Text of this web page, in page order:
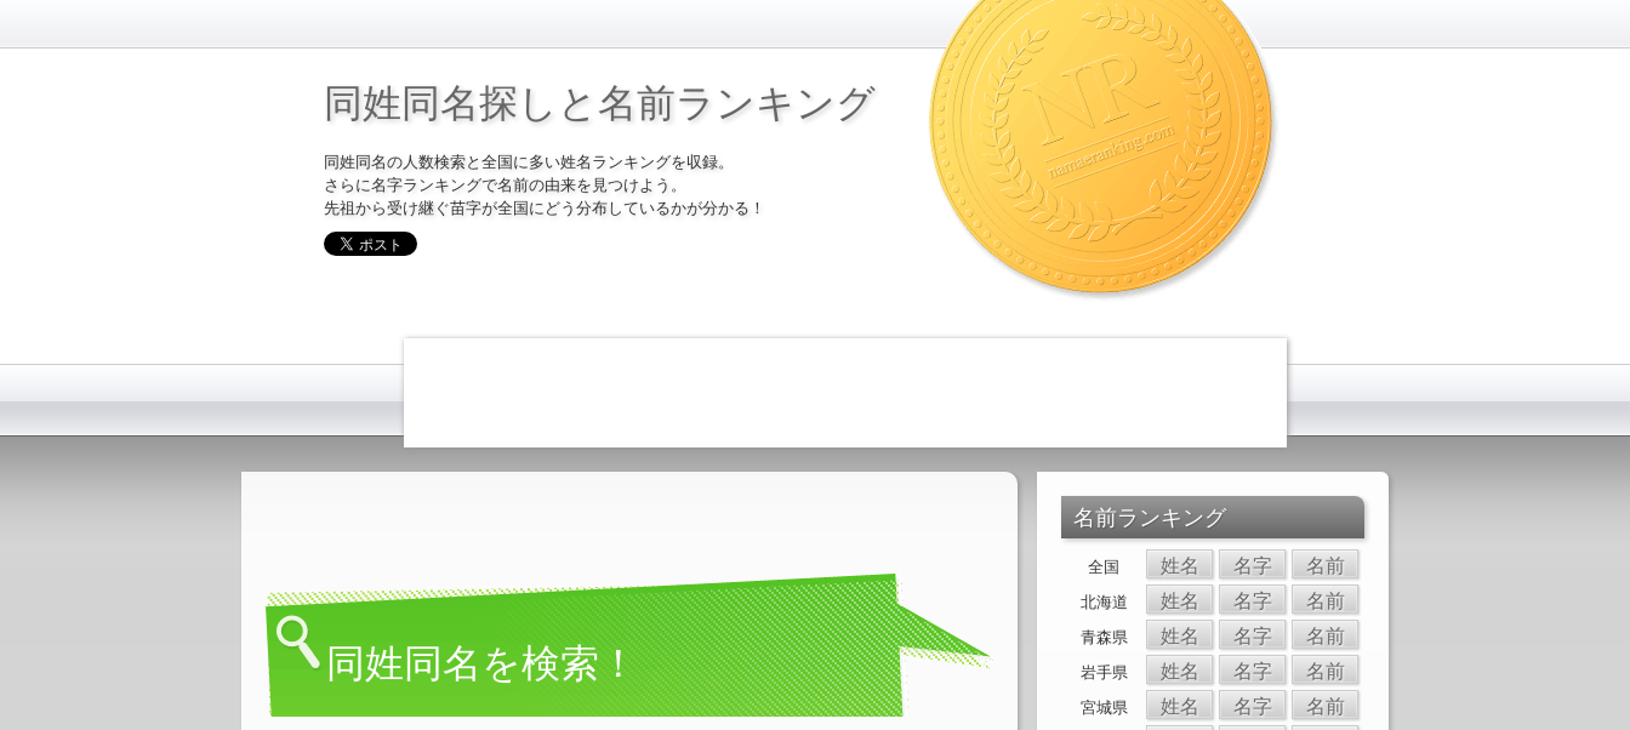
同姓同名探しと名前ランキング
同姓同名の人数検索と全国に多い姓名ランキングを収録。
さらに名字ランキングで名前の由来を見つけよう。
先祖から受け継ぐ苗字が全国にどう分布しているかが分かる！
同姓同名を検索！
名前ランキング
全国 姓名 名字 名前
北海道 姓名 名字 名前
青森県 姓名 名字 名前
岩手県 姓名 名字 名前
宮城県 姓名 名字 名前